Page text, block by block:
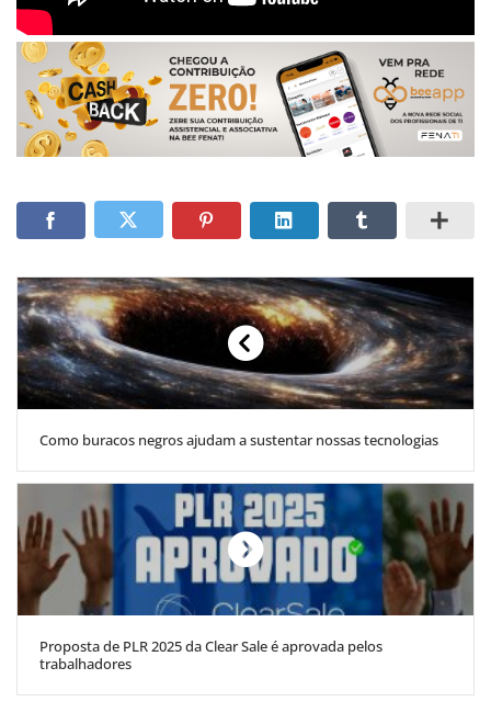
Como buracos negros ajudam a sustentar nossas tecnologias
Proposta de PLR 2025 da Clear Sale é aprovada pelos
trabalhadores